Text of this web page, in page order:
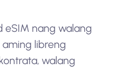
eSIM nang walang
libreng
walang